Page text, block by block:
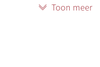
muzikale stijlen aan
verbreden en
zodat de
Toon meer